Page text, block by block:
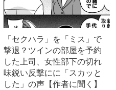
「セクハラ」を「ミス」で
撃退？ツインの部屋を予約
した上司、女性部下の切れ
味鋭い反撃にに「スカッと
した」の声【作者に聞く】